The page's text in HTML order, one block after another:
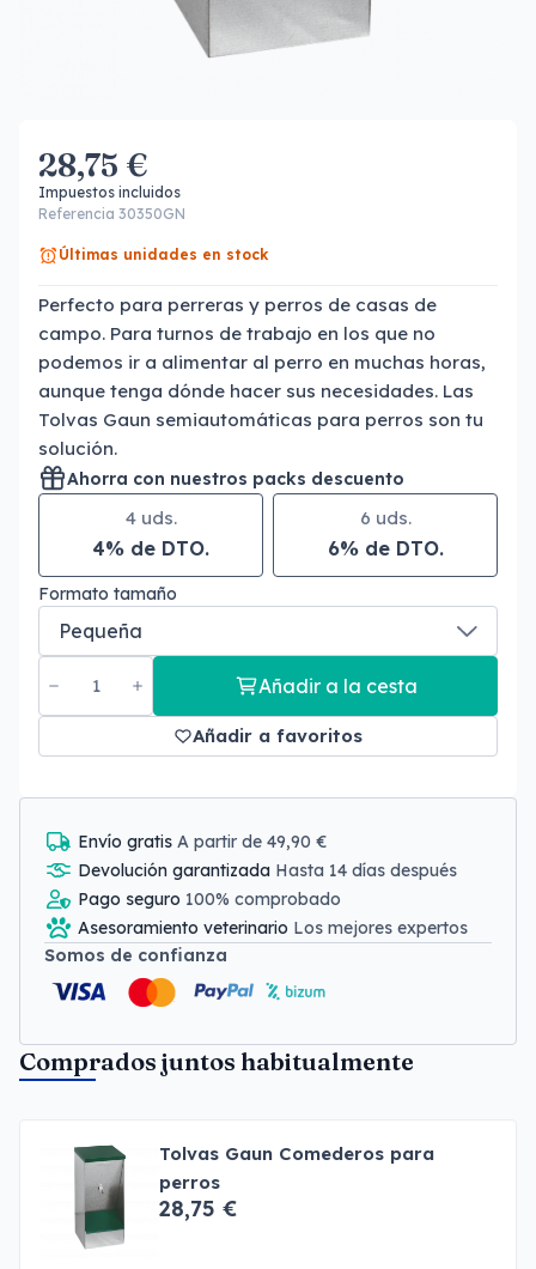
28,75 €
Impuestos incluidos
Referencia 30350GN
Últimas unidades en stock
Perfecto para perreras y perros de casas de
campo. Para turnos de trabajo en los que no
podemos ir a alimentar al perro en muchas horas,
aunque tenga dónde hacer sus necesidades. Las
Tolvas Gaun semiautomáticas para perros son tu
solución.
Ahorra con nuestros packs descuento
4 uds.
4% de DTO.
6 uds.
6% de DTO.
Formato tamaño
Añadir a la cesta
Añadir a favoritos
Envío gratis A partir de 49,90 €
Devolución garantizada Hasta 14 días después
Pago seguro 100% comprobado
Asesoramiento veterinario Los mejores expertos
Somos de confianza
Comprados juntos habitualmente
Tolvas Gaun Comederos para
perros
28,75 €